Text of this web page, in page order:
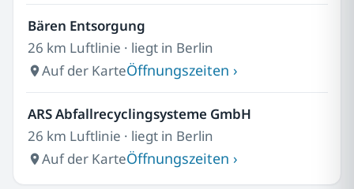
Bären Entsorgung
26 km Luftlinie · liegt in Berlin
Auf der KarteÖffnungszeiten ›
ARS Abfallrecyclingsysteme GmbH
26 km Luftlinie · liegt in Berlin
Auf der KarteÖffnungszeiten ›